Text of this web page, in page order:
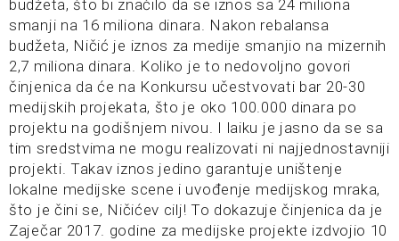
budžeta, što bi značilo da se iznos sa 24 miliona
smanji na 16 miliona dinara. Nakon rebalansa
budžeta, Ničić je iznos za medije smanjio na mizernih
2,7 miliona dinara. Koliko je to nedovoljno govori
činjenica da će na Konkursu učestvovati bar 20-30
medijskih projekata, što je oko 100.000 dinara po
projektu na godišnjem nivou. I laiku je jasno da se sa
tim sredstvima ne mogu realizovati ni najjednostavniji
projekti. Takav iznos jedino garantuje uništenje
lokalne medijske scene i uvođenje medijskog mraka,
što je čini se, Ničićev cilj! To dokazuje činjenica da je
Zaječar 2017. godine za medijske projekte izdvojio 10